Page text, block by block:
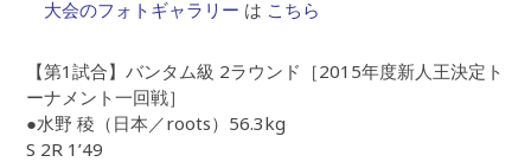
大会のフォトギャラリー は こちら
【第1試合】バンタム級 2ラウンド［2015年度新人王決定ト
ーナメント一回戦］
●水野 稜（日本／roots）56.3kg
S 2R 1’49